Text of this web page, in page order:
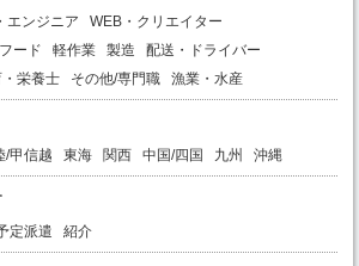
エンジニア
WEB・クリエイター
ード 軽作業 製造
配送・ドライバー
栄養士
その他/専門職 漁業・水産
/甲信越 東海 関西 中国/四国 九州 沖縄
定派遣 紹介